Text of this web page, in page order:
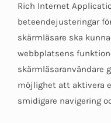
Rich Internet
beteendejusteringar
skärmläsare ska
webbplatsens
skärmläsaranvändare
möjlighet att aktivera
smidigare navigering